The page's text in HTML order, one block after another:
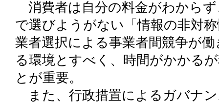
消費者は自分の料金がわから
で選びようがない「情報の非対
業者選択による事業者間競争が
る環境とすべく、時間がかかる
とが重要。
また、行政措置によるガバナ